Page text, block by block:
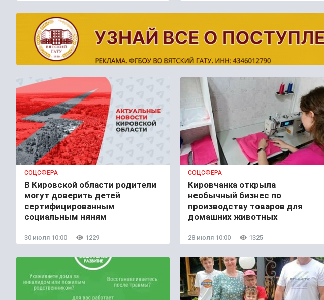
СОЦСФЕРА
В Кировской области родители
могут доверить детей
сертифицированным
социальным няням
30 июля 10:00 1229
СОЦСФЕРА
Кировчанка открыла
необычный бизнес по
производству товаров для
домашних животных
28 июля 10:00 1325